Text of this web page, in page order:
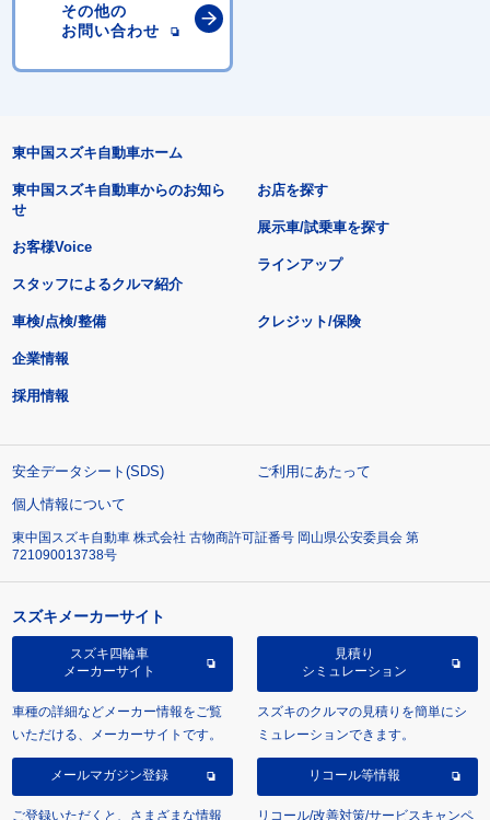
その他の
お問い合わせ
東中国スズキ自動車ホーム
東中国スズキ自動車からのお知ら
せ
お客様Voice
スタッフによるクルマ紹介
お店を探す
展示車/試乗車を探す
ラインアップ
車検/点検/整備 クレジット/保険
企業情報
採用情報
安全データシート(SDS)
ご利用にあたって
個人情報について
東中国スズキ自動車 株式会社 古物商許可証番号 岡山県公安委員会 第
721090013738号
スズキメーカーサイト
スズキ四輪車
メーカーサイト
車種の詳細などメーカー情報をご覧
いただける、メーカーサイトです。
見積り
シミュレーション
スズキのクルマの見積りを簡単にシ
ミュレーションできます。
メールマガジン登録
ご登録いただくと、さまざまな情報
リコール等情報
リコール/改善対策/サービスキャンペ